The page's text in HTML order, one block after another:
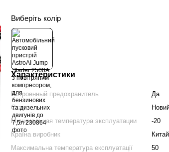
Виберіть колір
Характеристики
Встроенный предохранитель
Да
Стан
Минимальная температура эксплуатации
-20
Країна виробник
Китай
Максимальна температура експлуатації
50